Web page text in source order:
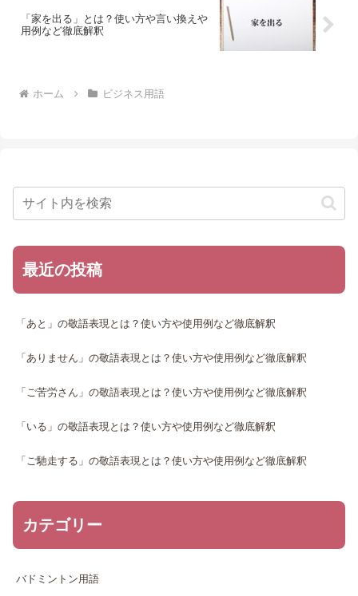
「家を出る」とは？使い方や言い換えや
用例など徹底解釈
ホーム ビジネス用語
最近の投稿
「あと」の敬語表現とは？使い方や使用例など徹底解釈
「ありません」の敬語表現とは？使い方や使用例など徹底解釈
「ご苦労さん」の敬語表現とは？使い方や使用例など徹底解釈
「いる」の敬語表現とは？使い方や使用例など徹底解釈
「ご馳走する」の敬語表現とは？使い方や使用例など徹底解釈
カテゴリー
バドミントン用語